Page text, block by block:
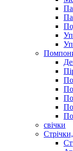
свічки